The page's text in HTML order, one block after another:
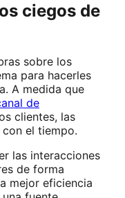
ciegos de
sobre los
para hacerles
A medida que
de
clientes, las
con el tiempo.
las interacciones
de forma
mejor eficiencia